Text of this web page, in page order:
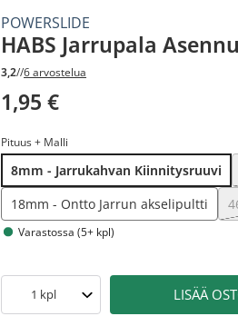
POWERSLIDE
HABS Jarrupala
3,2//6 arvostelua
1,95 €
Pituus + Malli
8mm - Jarrukahvan Kiinnitysruuvi
18mm - Ontto Jarrun akselipultti
Varastossa (5+ kpl)
1 kpl LISÄÄ